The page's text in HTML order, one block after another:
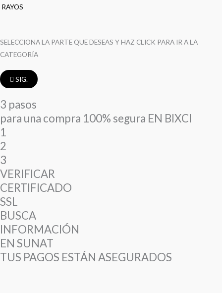
RAYOS
SELECCIONA LA PARTE QUE DESEAS Y HAZ CLICK PARA IR A LA
CATEGORÍA
SIG.
3 pasos
para una compra 100% segura EN BIXCI
1
2
3
VERIFICAR
CERTIFICADO
SSL
BUSCA
INFORMACIÓN
EN SUNAT
TUS PAGOS ESTÁN ASEGURADOS